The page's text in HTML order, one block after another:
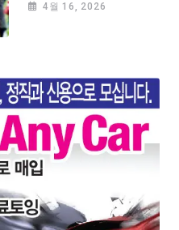
4월 16, 2026